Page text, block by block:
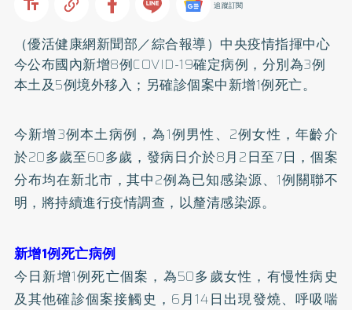
追蹤訂閱
（優活健康網新聞部／綜合報導）中央疫情指揮中心
今公布國內新增8例COVID-19確定病例，分別為3例
本土及5例境外移入；另確診個案中新增1例死亡。
今新增3例本土病例，為1例男性、2例女性，年齡介
於20多歲至60多歲，發病日介於8月2日至7日，個案
分布均在新北市，其中2例為已知感染源、1例關聯不
明，將持續進行疫情調查，以釐清感染源。
新增1例死亡病例
今日新增1例死亡個案，為50多歲女性，有慢性病史
及其他確診個案接觸史，6月14日出現發燒、呼吸喘